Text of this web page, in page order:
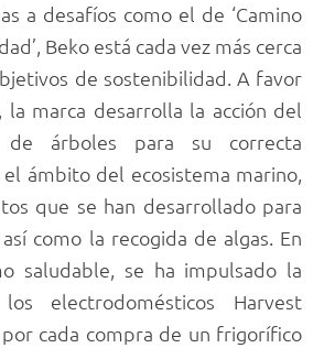
a desafíos como el de ‘Camino
Beko está cada vez más cerca
de sostenibilidad. A favor
la marca desarrolla la acción del
de árboles para su correcta
el ámbito del ecosistema marino,
que se han desarrollado para
como la recogida de algas. En
saludable, se ha impulsado la
electrodomésticos Harvest
cada compra de un frigorífico